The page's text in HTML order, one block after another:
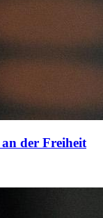
der Freiheit